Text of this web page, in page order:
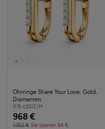
Ohrringe Share Your Love: Gold,
Diamanten
0.15 ct|SI2/H
968 €
1.052 € Sie sparen 84 €